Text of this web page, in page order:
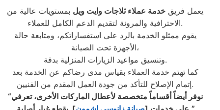
يعمل فريق خدمة عملاء ثلاجات وايت ويل بمستويات عالية من
الاحترافية والمرونة لتقديم الدعم الكامل للعملاء.
يقوم ممثلو الخدمة بالرد على استفساراتكم، ومتابعة حالة
الأجهزة تحت الصيانة،
وتنسيق مواعيد الزيارات المنزلية بدقة.
كما تهتم خدمة العملاء بقياس مدى رضاكم عن الخدمة بعد
إتمام الإصلاح للتأكد من جودة العمل المقدم من الفنيين.
“نوفر أيضاً أقساماً متخصصة لأعطال الماركات الأخرى، تعرفي